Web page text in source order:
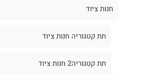
חנות ציוד
תת קטגוריה חנות ציוד
תת קטגוריה2 חנות ציוד